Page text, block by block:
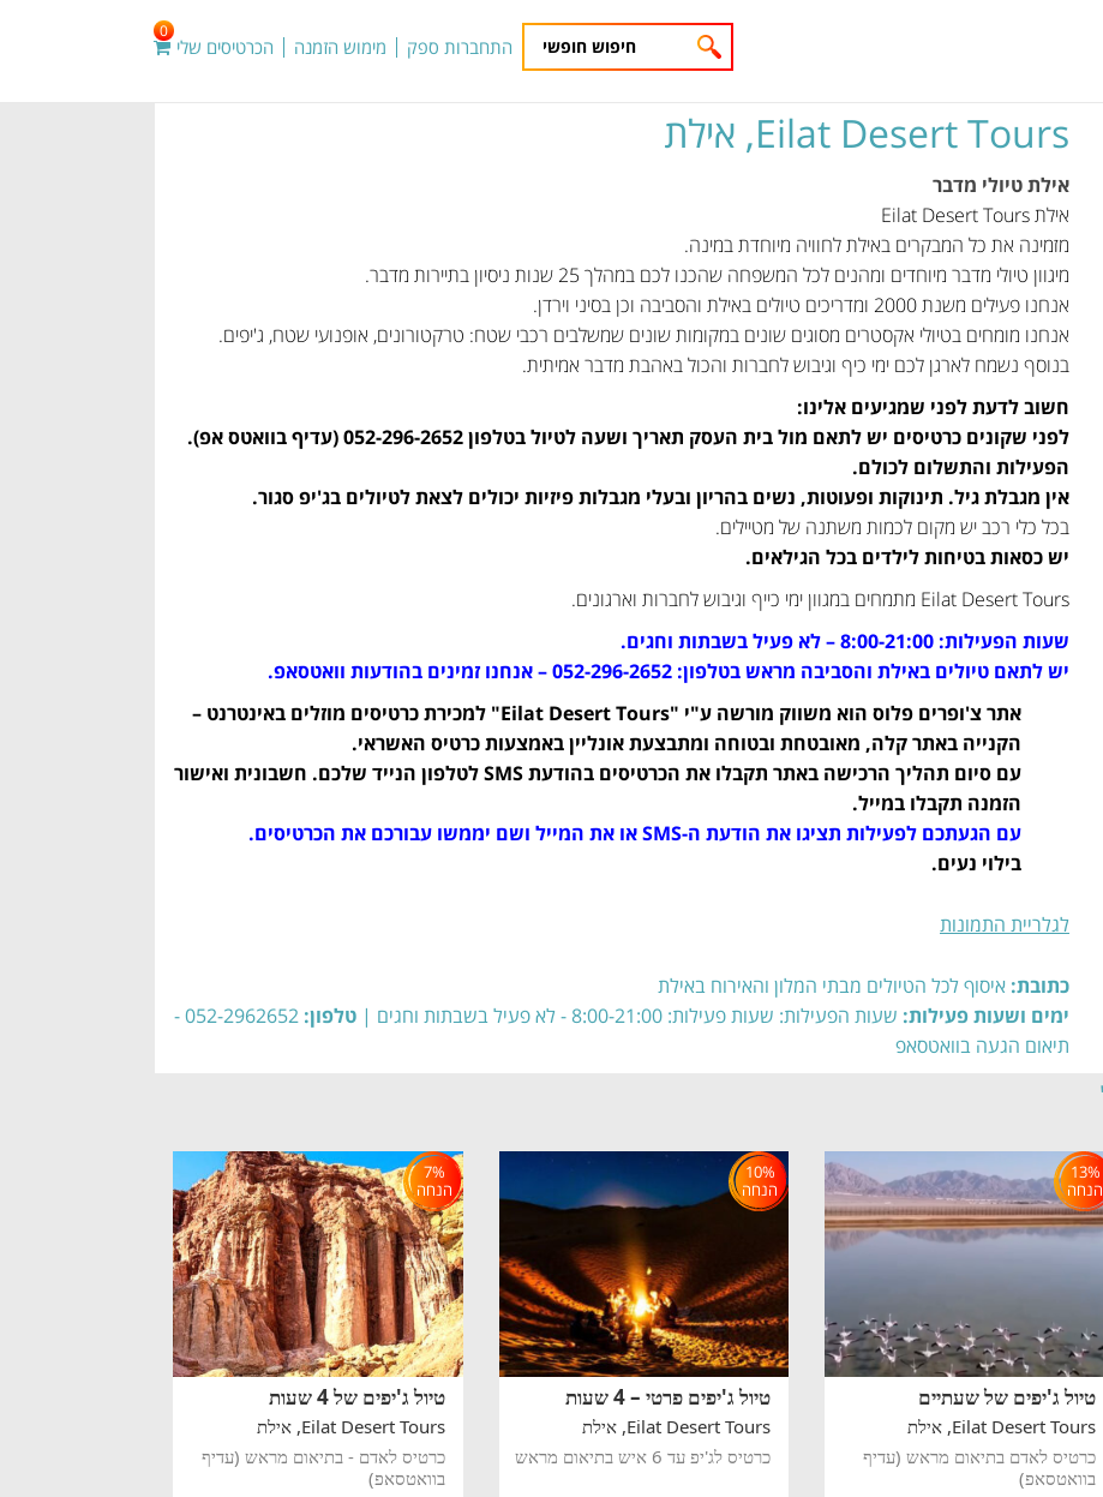
התחברות ספק מימוש הזמנה הכרטיסים שלי
0
Eilat Desert Tours, אילת
אילת טיולי מדבר
אילת Eilat Desert Tours
מזמינה את כל המבקרים באילת לחוויה מיוחדת במינה.
מיגוון טיולי מדבר מיוחדים ומהנים לכל המשפחה שהכנו לכם במהלך 25 שנות ניסיון בתיירות מדבר.
אנחנו פעילים משנת 2000 ומדריכים טיולים באילת והסביבה וכן בסיני וירדן.
אנחנו מומחים בטיולי אקסטרים מסוגים שונים במקומות שונים שמשלבים רכבי שטח: טרקטורונים, אופנועי שטח, ג'יפים.
בנוסף נשמח לארגן לכם ימי כיף וגיבוש לחברות והכול באהבת מדבר אמיתית.
חשוב לדעת לפני שמגיעים אלינו:
לפני שקונים כרטיסים יש לתאם מול בית העסק תאריך ושעה לטיול בטלפון 052-296-2652 (עדיף בוואטס אפ).
הפעילות והתשלום לכולם.
אין מגבלת גיל. תינוקות ופעוטות, נשים בהריון ובעלי מגבלות פיזיות יכולים לצאת לטיולים בג'יפ סגור.
בכל כלי רכב יש מקום לכמות משתנה של מטיילים.
יש כסאות בטיחות לילדים בכל הגילאים.
Eilat Desert Tours מתמחים במגוון ימי כייף וגיבוש לחברות וארגונים.
שעות הפעילות: 8:00-21:00 – לא פעיל בשבתות וחגים.
יש לתאם טיולים באילת והסביבה מראש בטלפון: 052-296-2652 – אנחנו זמינים בהודעות וואטסאפ.
אתר צ'ופרים פלוס הוא משווק מורשה ע"י "Eilat Desert Tours" למכירת כרטיסים מוזלים באינטרנט –
הקנייה באתר קלה, מאובטחת ובטוחה ומתבצעת אונליין באמצעות כרטיס האשראי.
עם סיום תהליך הרכישה באתר תקבלו את הכרטיסים בהודעת SMS לטלפון הנייד שלכם. חשבונית ואישור
הזמנה תקבלו במייל.
עם הגעתכם לפעילות תציגו את הודעת ה-SMS או את המייל ושם יממשו עבורכם את הכרטיסים.
בילוי נעים.
לגלריית התמונות
כתובת: איסוף לכל הטיולים מבתי המלון והאירוח באילת
ימים ושעות פעילות: שעות הפעילות: שעות פעילות: 8:00-21:00 - לא פעיל בשבתות וחגים | טלפון:
052-2962652 -
תיאום הגעה בוואטסאפ
13%
הנחה
טיול ג'יפים של שעתיים
Eilat Desert Tours, אילת
כרטיס לאדם בתיאום מראש (עדיף
בוואטסאפ)
10%
הנחה
טיול ג'יפים פרטי – 4 שעות
Eilat Desert Tours, אילת
כרטיס לג'יפ עד 6 איש בתיאום מראש
7%
הנחה
טיול ג'יפים של 4 שעות
Eilat Desert Tours, אילת
כרטיס לאדם - בתיאום מראש (עדיף
בוואטסאפ)